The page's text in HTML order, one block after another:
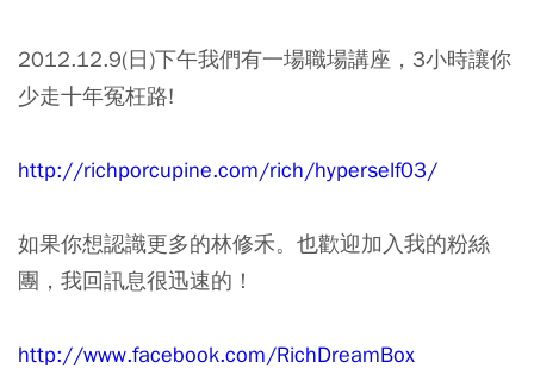
2012.12.9(日)下午我們有一場職場講座，3小時讓你
少走十年冤枉路!
http://richporcupine.com/rich/hyperself03/
如果你想認識更多的林修禾。也歡迎加入我的粉絲
團，我回訊息很迅速的！
http://www.facebook.com/RichDreamBox